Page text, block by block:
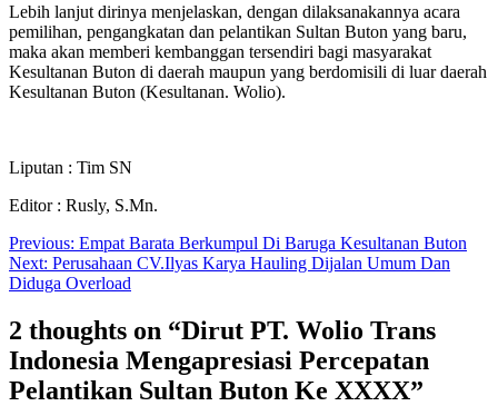
Lebih lanjut dirinya menjelaskan, dengan dilaksanakannya acara
pemilihan, pengangkatan dan pelantikan Sultan Buton yang baru,
maka akan memberi kembanggan tersendiri bagi masyarakat
Kesultanan Buton di daerah maupun yang berdomisili di luar daerah
Kesultanan Buton (Kesultanan. Wolio).
Liputan : Tim SN
Editor : Rusly, S.Mn.
Navigasi
pos
Previous: Empat Barata Berkumpul Di Baruga Kesultanan Buton
Next: Perusahaan CV.Ilyas Karya Hauling Dijalan Umum Dan
Diduga Overload
2 thoughts on “Dirut PT. Wolio Trans
Indonesia Mengapresiasi Percepatan
Pelantikan Sultan Buton Ke XXXX”